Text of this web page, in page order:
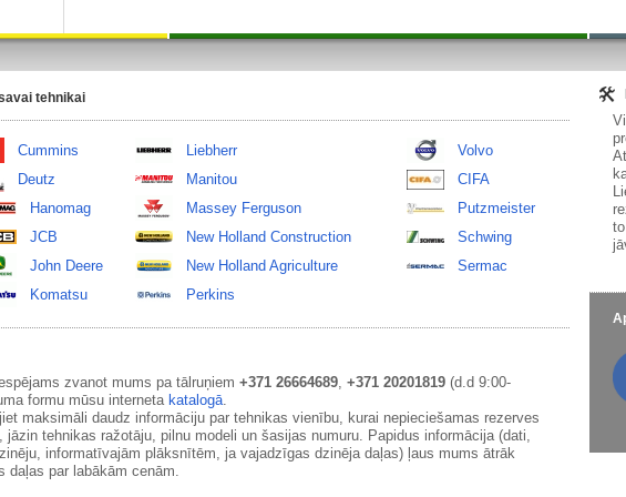
tehnikai
Cummins
Deutz
Hanomag
JCB
John Deere
Komatsu
Liebherr
Manitou
Massey Ferguson
New Holland Construction
New Holland Agriculture
Perkins
Volvo
CIFA
Putzmeister
Schwing
Sermac
zvanot mums pa tālruņiem +371 26664689, +371 20201819(d.d 9:00-
formu mūsu interneta katalogā.
maksimāli daudz informāciju par tehnikas vienību, kurai nepieciešamas rezerves
tehnikas ražotāju, pilnu modeli un šasijas numuru. Papidus informācija (dati,
informatīvajām plāksnītēm, ja vajadzīgas dzinēja daļas) ļaus mums ātrāk
daļas par labākām cenām.